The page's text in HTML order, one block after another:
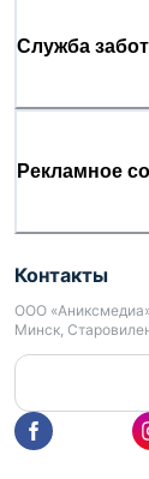
Служба
Рекламное
Контакты
ООО
Минск,